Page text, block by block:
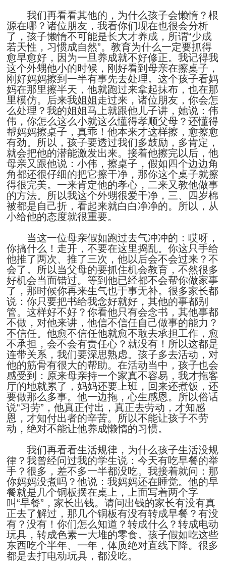
我们再看看其他的，为什么孩子会懒惰？根
源在哪？诸位朋友，我看你们现在也很会分析
了，孩子懒惰不可能是长大才养成，所谓“少成
若天性，习惯成自然”。教育为什么一定要抓得
愈早愈好，因为一旦养成就不好修正。我记得我
这个外甥他小的时候，刚好看到母亲在擦桌子，
刚好妈妈擦到一半有事先去处理。这个孩子看妈
妈在那里擦半天，他就跑过来拿起抹布，也在那
里模仿。后来我姐姐走过来，诸位朋友，你会怎
么处理？我的姐姐马上就跟他儿子讲，她说：伟
伟，你怎么这么小就这么懂得孝顺父母？还懂得
帮妈妈擦桌子，真乖！他本来才这样擦，愈擦愈
有劲。所以，孩子要透过我们多鼓励，多肯定，
就会把他的潜能激发出来。接着他擦完以后，他
母亲又跟他说：小伟，擦桌子，假如四个边边角
角都还很仔细的把它擦干净，那你这个桌子就擦
得很完美。一来肯定他的孝心，二来又教他做事
的方法。所以我这个外甥很爱干净，三、四岁棉
被都是自己折，看起来就白白净净的。所以，从
小给他的态度就很重要。
当这一位母亲假如跑过去气冲冲的：哎呀，
你搞什么！走开，不要在这里捣乱。你这只手给
他推了两次、推了三次，他以后会不会过来？不
会了。所以当父母的要抓住机会教育，不然很多
好机会当面错过。等到他已经都不会帮你做家事
了，那时候你再来生气也于事无补。很多家长都
说：你只要把书给我念好就好，其他的事都别
管。这样好不好？你看他只有会念书，其他事都
不做，对他来讲，他信不信任自己做事的能力？
不信任。他愈不信任他就愈不敢去承担工作，愈
不承担，会不会有责任心？就没有！所以这都是
连带关系，我们要深思熟虑。孩子多去活动，对
他的筋骨有很大的帮助。在活动当中，孩子也会
感受到：原来母亲持一个家真不容易，我才拖客
厅的地就累了，妈妈还要上班，回来还煮饭，还
要做那么多事。他一边拖，心生感恩。所以俗话
说“习劳”，他真正付出，真正去劳动，才知感
恩，才知付出者的辛苦。所以不能让孩子不劳
动，绝对不能让他养成懒惰的习惯。
我们再看看生活规律，为什么孩子生活没规
律？我曾经问过我的学生说：今天有吃早餐的举
手？很多，差不多一半都没吃。我接着就问：那
你妈妈没煮吗？他说：我妈妈还在睡觉。他的早
餐就是几个铜板摆在桌上，上面写着两个字
叫“早餐”，家长出钱。请问出钱的家长有没有真
正去了解过，那几个铜板有没有转成早餐？有没
有？没有！你们怎么知道？转成什么？转成电动
玩具，转成色素一大堆的零食。孩子假如吃这些
东西吃个半年、一年，体质绝对直线下降。很多
都是去打电动玩具，都没吃。